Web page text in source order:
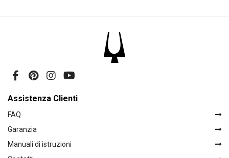
Assistenza Clienti
FAQ
Garanzia
Manuali di istruzioni